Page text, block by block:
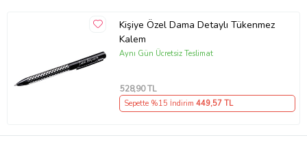
Kişiye Özel Dama Detaylı Tükenmez
Kalem
Aynı Gün Ücretsiz Teslimat
528,90 TL
Sepette %15 İndirim 449,57 TL